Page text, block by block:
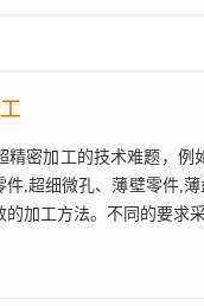
精密加工的技术难题，
件,超细微孔、薄壁零件,
加工方法。不同的要求